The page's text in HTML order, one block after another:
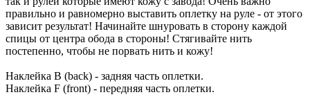
правильно и равномерно выставить оплетку на руле - от этого
зависит результат! Начинайте шнуровать в сторону каждой
спицы от центра обода в стороны! Стягивайте нить
постепенно, чтобы не порвать нить и кожу!
Наклейка B (back) - задняя часть оплетки.
Наклейка F (front) - передняя часть оплетки.